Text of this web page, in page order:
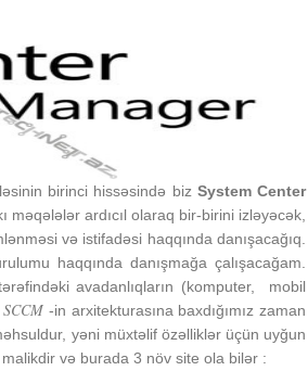
birinci hissəsində biz System Center
ardıcıl olaraq bir-birini izləyəcək,
və istifadəsi haqqında danışacağıq.
haqqında danışmağa çalışacağam.
avadanlıqların (komputer, mobil
SCCM -in arxitekturasına baxdığımız zaman
yəni müxtəlif özəlliklər üçün uyğun
və burada 3 növ site ola bilər :